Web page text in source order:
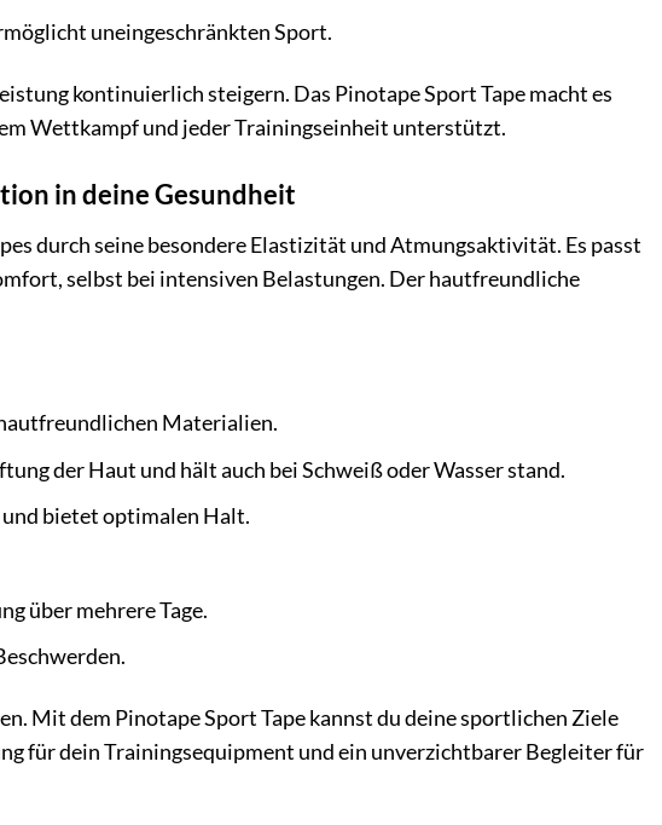
uneingeschränkten Sport.
kontinuierlich steigern. Das Pinotape Sport Tape macht es
Wettkampf und jeder Trainingseinheit unterstützt.
in deine Gesundheit
durch seine besondere Elastizität und Atmungsaktivität. Es passt
selbst bei intensiven Belastungen. Der hautfreundliche
Materialien.
der Haut und hält auch bei Schweiß oder Wasser stand.
und bietet optimalen Halt.
über mehrere Tage.
Mit dem Pinotape Sport Tape kannst du deine sportlichen Ziele
für dein Trainingsequipment und ein unverzichtbarer Begleiter für